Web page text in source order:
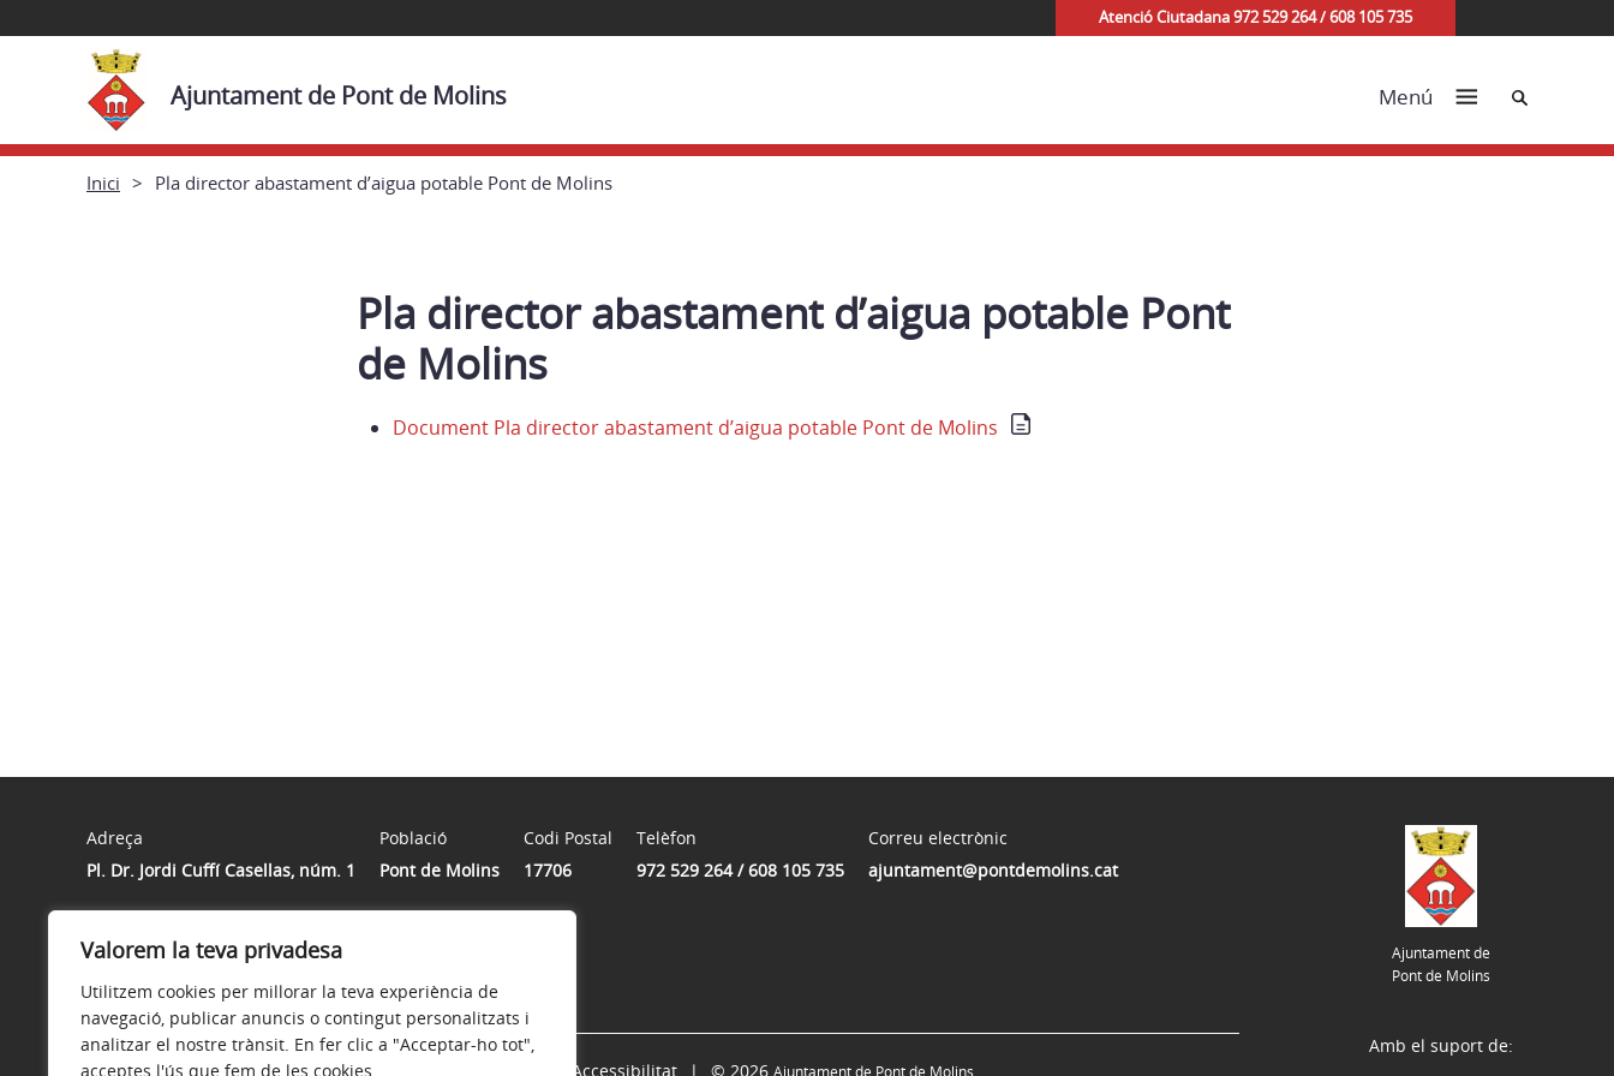
Valorem la teva privadesa
Utilitzem cookies per millorar la teva experiència de
navegació, publicar anuncis o contingut personalitzats i
analitzar el nostre trànsit. En fer clic a "Acceptar-ho tot",
acceptes l'ús que fem de les cookies.
Atenció Ciutadana 972 529 264 / 608 105 735
Ajuntament de Pont de Molins Menú Cerca
Inici Pla director abastament d’aigua potable Pont de Molins
Pla director abastament d’aigua potable Pont
de Molins
Document Pla director abastament d’aigua potable Pont de Molins
Adreça
Pl. Dr. Jordi Cuffí Casellas, núm. 1
Població
Pont de Molins
Codi Postal
17706
Telèfon
972 529 264 / 608 105 735
Correu electrònic
ajuntament@pontdemolins.cat
Horari
Atenció presencial de dilluns a divendres de 9h a 14h
Ajuntament de
Pont de Molins
Avís legal Política de privacitat Accessibilitat © 2026
Amb el suport de: